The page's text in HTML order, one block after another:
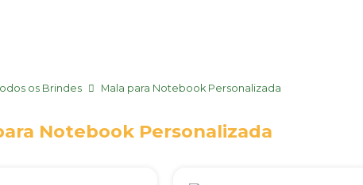
os Brindes Mala para Notebook Personalizada
Notebook Personalizada